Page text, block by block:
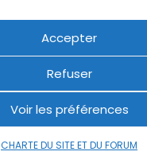
Accepter
Refuser
Voir les préférences
CHARTE DU SITE ET DU FORUM